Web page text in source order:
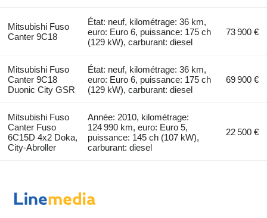
Mitsubishi Fuso
Canter 9C18
État: neuf, kilométrage: 36 km,
euro: Euro 6, puissance: 175 ch
(129 kW), carburant: diesel
73 900 €
Mitsubishi Fuso
Canter 9C18
Duonic City GSR
État: neuf, kilométrage: 36 km,
euro: Euro 6, puissance: 175 ch
(129 kW), carburant: diesel
69 900 €
Mitsubishi Fuso
Canter Fuso
6C15D 4x2 Doka,
City-Abroller
Année: 2010, kilométrage:
124 990 km, euro: Euro 5,
puissance: 145 ch (107 kW),
carburant: diesel
22 500 €